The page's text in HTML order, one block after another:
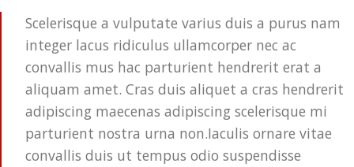
Scelerisque a vulputate varius duis a purus nam
integer lacus ridiculus ullamcorper nec ac
convallis mus hac parturient hendrerit erat a
aliquam amet. Cras duis aliquet a cras hendrerit
adipiscing maecenas adipiscing scelerisque mi
parturient nostra urna non.Iaculis ornare vitae
convallis duis ut tempus odio suspendisse